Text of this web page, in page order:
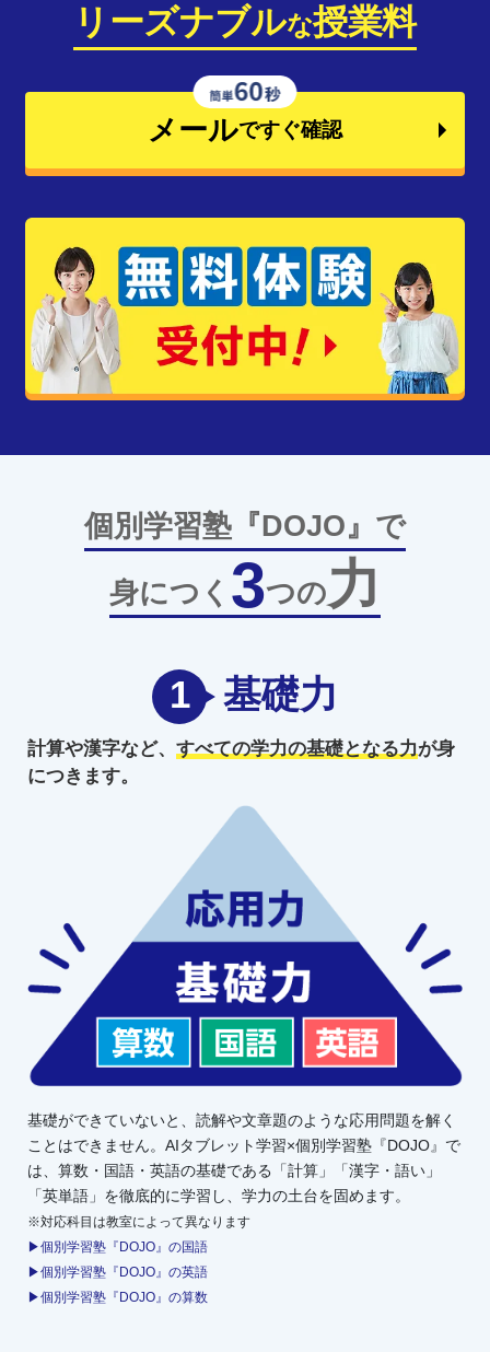
リーズナブルな授業料
メールですぐ確認
個別学習塾『DOJO』で
身につく 3つの力
1 基礎力
計算や漢字など、 すべての学力の基礎となる力が身
につきます。
基礎ができていないと、読解や文章題のような応用問題を解く
ことはできません。AIタブレット学習×個別学習塾『DOJO』で
は、算数・国語・英語の基礎である「計算」「漢字・語い」
「英単語」を徹底的に学習し、学力の土台を固めます。
※対応科目は教室によって異なります
▶個別学習塾『DOJO』の国語
▶個別学習塾『DOJO』の英語
▶個別学習塾『DOJO』の算数